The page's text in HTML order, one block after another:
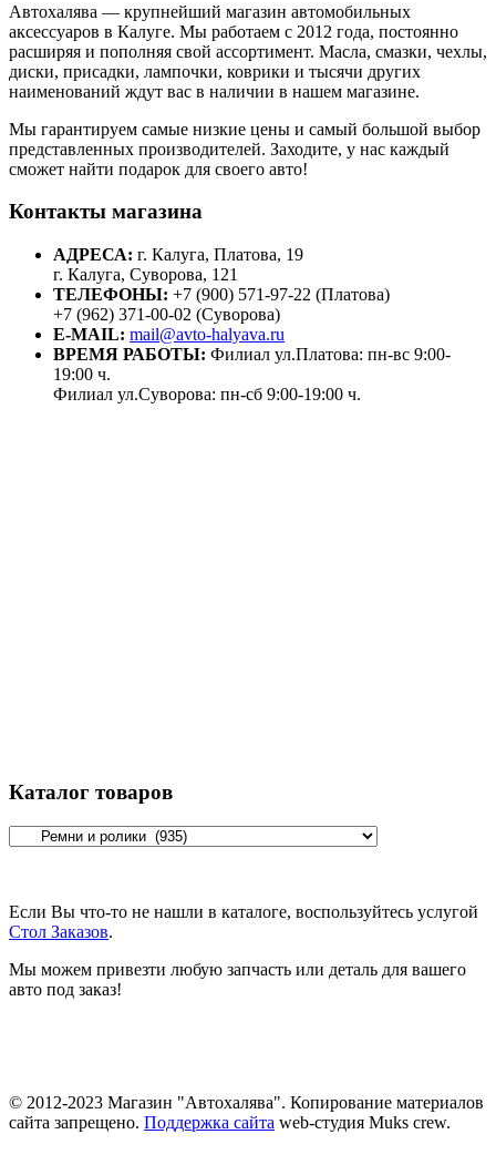
Автохалява — крупнейший магазин автомобильных
аксессуаров в Калуге. Мы работаем с 2012 года, постоянно
расширяя и пополняя свой ассортимент. Масла, смазки, чехлы,
диски, присадки, лампочки, коврики и тысячи других
наименований ждут вас в наличии в нашем магазине.
Мы гарантируем самые низкие цены и самый большой выбор
представленных производителей. Заходите, у нас каждый
сможет найти подарок для своего авто!
Контакты магазина
АДРЕСА: г. Калуга, Платова, 19
г. Калуга, Суворова, 121
ТЕЛЕФОНЫ: +7 (900) 571-97-22 (Платова)
+7 (962) 371-00-02 (Суворова)
E-MAIL: mail@avto-halyava.ru
ВРЕМЯ РАБОТЫ: Филиал ул.Платова: пн-вс 9:00-
19:00 ч.
Филиал ул.Суворова: пн-сб 9:00-19:00 ч.
Каталог товаров
Если Вы что-то не нашли в каталоге, воспользуйтесь услугой
Стол Заказов.
Мы можем привезти любую запчасть или деталь для вашего
авто под заказ!
© 2012-2023 Магазин "Автохалява". Копирование материалов
сайта запрещено. Поддержка сайта web-студия Muks crew.